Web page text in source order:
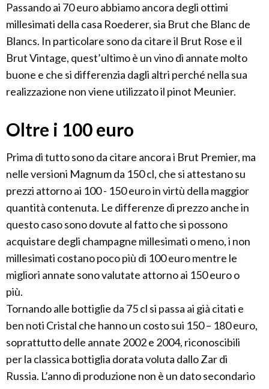
Passando ai 70 euro abbiamo ancora degli ottimi
millesimati della casa Roederer, sia Brut che Blanc de
Blancs. In particolare sono da citare il Brut Rose e il
Brut Vintage, quest’ultimo è un vino di annate molto
buone e che si differenzia dagli altri perché nella sua
realizzazione non viene utilizzato il pinot Meunier.
Oltre i 100 euro
Prima di tutto sono da citare ancora i Brut Premier, ma
nelle versioni Magnum da 150 cl, che si attestano su
prezzi attorno ai 100 - 150 euro in virtù della maggior
quantità contenuta. Le differenze di prezzo anche in
questo caso sono dovute al fatto che si possono
acquistare degli champagne millesimati o meno, i non
millesimati costano poco più di 100 euro mentre le
migliori annate sono valutate attorno ai 150 euro o
più.
Tornando alle bottiglie da 75 cl si passa ai già citati e
ben noti Cristal che hanno un costo sui 150 – 180 euro,
soprattutto delle annate 2002 e 2004, riconoscibili
per la classica bottiglia dorata voluta dallo Zar di
Russia. L’anno di produzione non è un dato secondario